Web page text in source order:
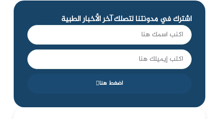
اشترك في مدونتنا لتصلك آخر الأخبار الطبية
اضغط هنا